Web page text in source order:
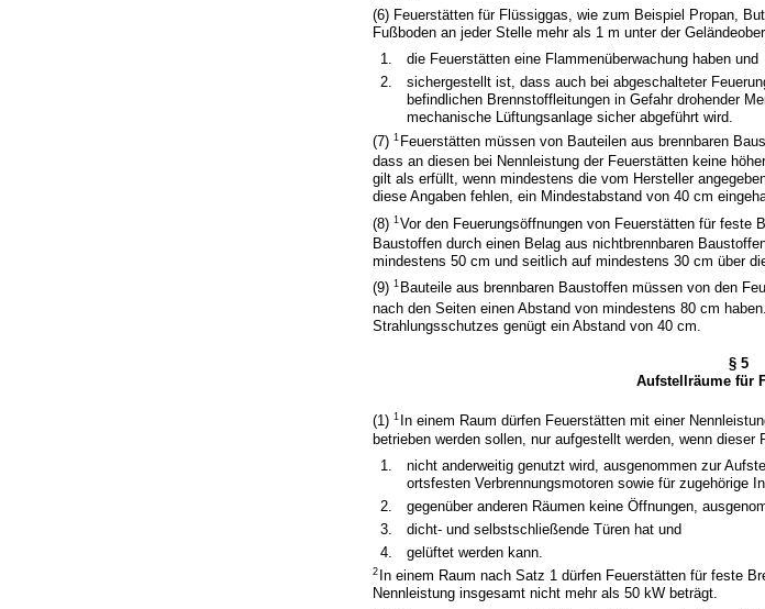
(6) Feuerstätten für Flüssiggas, wie zum Beispiel Propan,
Fußboden an jeder Stelle mehr als 1 m unter der
1.
die Feuerstätten eine Flammenüberwachung haben und
2.
sichergestellt ist, dass auch bei abgeschalteter
befindlichen Brennstoffleitungen in Gefahr drohender
mechanische Lüftungsanlage sicher abgeführt wird.
(7)1 Feuerstätten müssen von Bauteilen aus brennbaren
dass an diesen bei Nennleistung der Feuerstätten keine
gilt als erfüllt, wenn mindestens die vom Hersteller
diese Angaben fehlen, ein Mindestabstand von 40 cm
(8)1 Vor den Feuerungsöffnungen von Feuerstätten für feste
Baustoffen durch einen Belag aus nichtbrennbaren
mindestens 50 cm und seitlich auf mindestens 30 cm über
(9)1 Bauteile aus brennbaren Baustoffen müssen von den
nach den Seiten einen Abstand von mindestens 80 cm
Strahlungsschutzes genügt ein Abstand von 40 cm.
§ 5
Aufstellräume für
(1)1 In einem Raum dürfen Feuerstätten mit einer
betrieben werden sollen, nur aufgestellt werden, wenn dieser
1.
nicht anderweitig genutzt wird, ausgenommen zur
ortsfesten Verbrennungsmotoren sowie für zugehörige
2.
gegenüber anderen Räumen keine Öffnungen,
3.
dicht- und selbstschließende Türen hat und
4.
gelüftet werden kann.
2 In einem Raum nach Satz 1 dürfen Feuerstätten für feste
Nennleistung insgesamt nicht mehr als 50 kW beträgt.